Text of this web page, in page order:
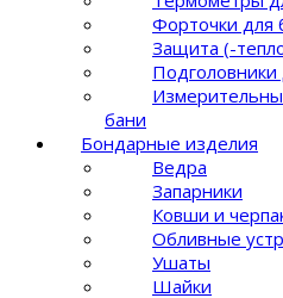
Форточки для
Защита (-
Подголовники
бани
Бондарные изделия
Ведра
Запарники
Ковши и
Обливные
Ушаты
Шайки